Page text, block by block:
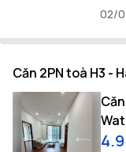
02/
Căn 2PN toà H3 -